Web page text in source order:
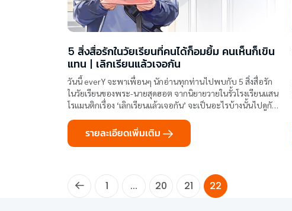
5 สิ่งสื่อรักในวัยเรียนที่คนได้ก็อมยิ้ม คนเห็นก็เขิน
แทน | เลิกเรียนแล้วเจอกัน
วันนี้ everY จะพาเพื่อนๆ นักอ่านทุกท่านไปพบกับ 5 สิ่งสื่อรัก
ในวัยเรียนของพระ-นายสุดฮอต จากนิยายวายในรั้วโรงเรียนแสน
โรแมนติกเรื่อง ‘เลิกเรียนแล้วเจอกัน’ จะเป็นอะไรบ้างนั้นไปดูกัน
รายละเอียดเพิ่มเติม
1 ... 20 21 22